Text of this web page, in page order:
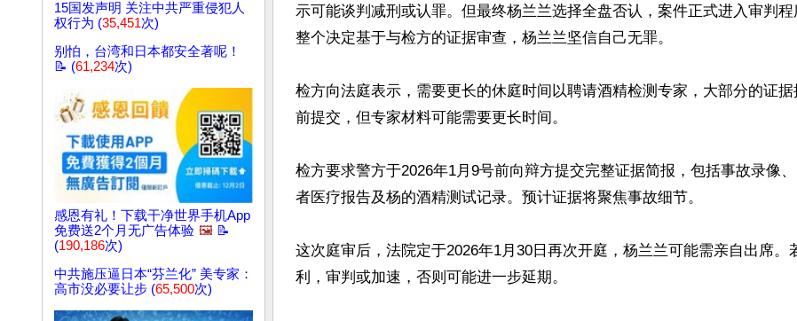
15国发声明 关注中共严重侵犯人
权行为 (35,451次)
别怕，台湾和日本都安全著呢！
📝 (61,234次)
感恩有礼！下载干净世界手机App
免费送2个月无广告体验 🖼️ 📝
(190,186次)
中共施压逼日本“芬兰化” 美专家：
高市没必要让步 (65,500次)
示可能谈判减刑或认罪。但最终杨兰兰选择全盘否认，案件正式进入审判程
整个决定基于与检方的证据审查，杨兰兰坚信自己无罪。
检方向法庭表示，需要更长的休庭时间以聘请酒精检测专家，大部分的证据
前提交，但专家材料可能需要更长时间。
检方要求警方于2026年1月9号前向辩方提交完整证据简报，包括事故录像
者医疗报告及杨的酒精测试记录。预计证据将聚焦事故细节。
这次庭审后，法院定于2026年1月30日再次开庭，杨兰兰可能需亲自出席。
利，审判或加速，否则可能进一步延期。